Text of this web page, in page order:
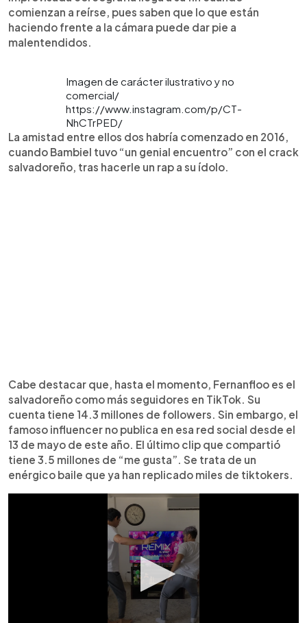
comienzan a reírse, pues saben que lo que están
haciendo frente a la cámara puede dar pie a
malentendidos.
Imagen de carácter ilustrativo y no
comercial/
https://www.instagram.com/p/CT-
NhCTrPED/
La amistad entre ellos dos habría comenzado en 2016,
cuando Bambiel tuvo “un genial encuentro” con el crack
salvadoreño, tras hacerle un rap a su ídolo.
Cabe destacar que, hasta el momento, Fernanfloo es el
salvadoreño como más seguidores en TikTok. Su
cuenta tiene 14.3 millones de followers. Sin embargo, el
famoso influencer no publica en esa red social desde el
13 de mayo de este año. El último clip que compartió
tiene 3.5 millones de “me gusta”. Se trata de un
enérgico baile que ya han replicado miles de tiktokers.